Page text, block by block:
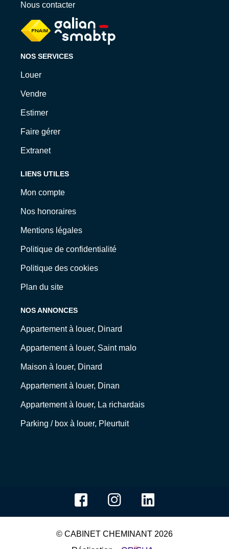
Nous contacter
NOS SERVICES
Louer
Vendre
Estimer
Faire gérer
Extranet
LIENS UTILES
Mon compte
Nos honoraires
Mentions légales
Politique de confidentialité
Politique des cookies
Plan du site
NOS ANNONCES
Appartement à louer, Dinard
Appartement à louer, Saint malo
Maison à louer, Dinard
Appartement à louer, Dinan
Appartement à louer, La richardais
Parking / box à louer, Pleurtuit
© CABINET CHEMINANT 2026